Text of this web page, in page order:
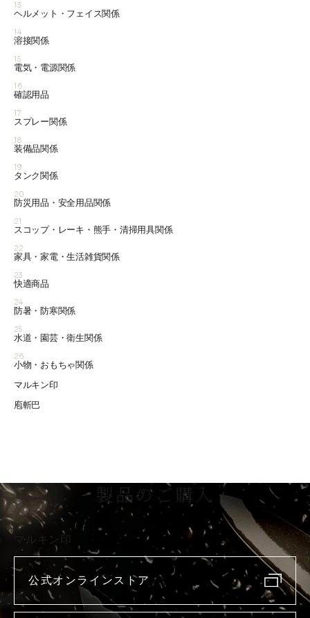
13
ヘルメット・フェイス関係
14
溶接関係
15
電気・電源関係
16
確認用品
17
スプレー関係
18
装備品関係
19
タンク関係
20
防災用品・安全用品関係
21
スコップ・レーキ・熊手・清掃用具関係
22
家具・家電・生活雑貨関係
23
快適商品
24
防暑・防寒関係
25
水道・園芸・衛生関係
26
小物・おもちゃ関係
マルキン印
庖斬巴
製品のご購入
マルキン印
公式オンラインストア